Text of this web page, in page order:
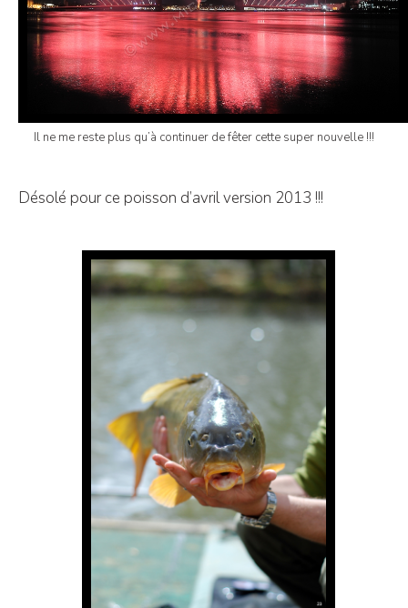
Il ne me reste plus qu’à continuer de fêter cette super nouvelle !!!
Désolé pour ce poisson d’avril version 2013 !!!